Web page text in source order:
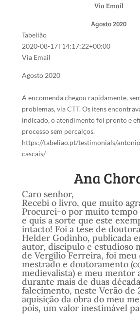
Via Email
Agosto 2020
Tabelião
2020-08-17T14:17:22+00:00
Via Email
Agosto 2020
A encomenda chegou rapidamente,
problemas, via CTT. Os itens
indicado, o atendimento foi pronto e
processo sem percalços.
https://tabeliao.pt/testimonials/
cascais/
Ana
Caro senhor,
Recebi o livro, que muito
Procurei-o por muito tempo
e quis a sorte que este
intacto! Foi a tese de
Helder Godinho, publicada
autor, discípulo e estudioso
de Vergílio Ferreira, foi
mestrado e doutoramento
medievalista) e meu mentor
durante mais de duas
falecimento, neste Verão de
aquisição da obra do meu
pois, um valor inestimável